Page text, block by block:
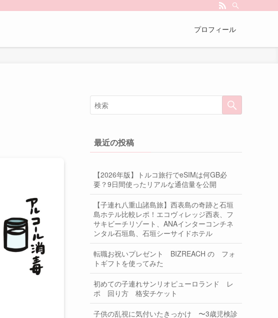
プロフィール
最近の投稿
【2026年版】トルコ旅行でeSIMは何GB必
要？9日間使ったリアルな通信量を公開
【子連れ八重山諸島旅】西表島の奇跡と石垣
島ホテル比較レポ！エコヴィレッジ西表、フ
サキビーチリゾート、ANAインターコンチネ
ンタル石垣島、石垣シーサイドホテル
転職お祝いプレゼント BIZREACH の フォ
トギフトを使ってみた
初めての子連れサンリオピューロランド レ
ポ 回り方 格安チケット
子供の乱視に気付いたきっかけ 〜3歳児検診